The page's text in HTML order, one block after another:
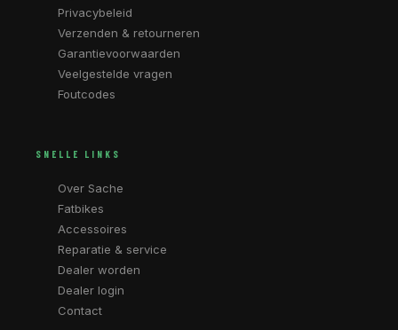
Privacybeleid
Verzenden & retourneren
Garantievoorwaarden
Veelgestelde vragen
Foutcodes
SNELLE LINKS
Over Sache
Fatbikes
Accessoires
Reparatie & service
Dealer worden
Dealer login
Contact